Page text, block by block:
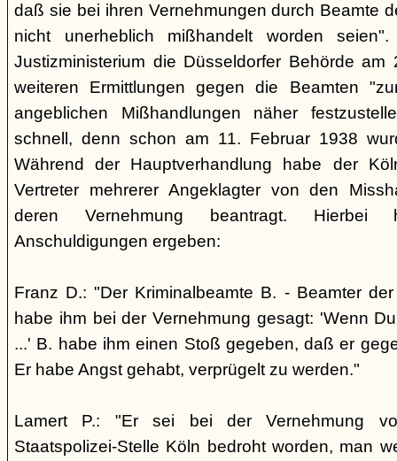
daß sie bei ihren Vernehmungen durch Beamte
nicht unerheblich mißhandelt worden
Justizministerium die Düsseldorfer Behörde
weiteren Ermittlungen gegen die Beamten
angeblichen Mißhandlungen näher
schnell, denn schon am 11. Februar 1938
Während der Hauptverhandlung habe der
Vertreter mehrerer Angeklagter von den
deren Vernehmung beantragt. Hierbei
Anschuldigungen ergeben:
Franz D.: "Der Kriminalbeamte B. - Beamter
habe ihm bei der Vernehmung gesagt: 'Wenn
...' B. habe ihm einen Stoß gegeben, daß er
Er habe Angst gehabt, verprügelt zu werden."
Lamert P.: "Er sei bei der Vernehmung
Staatspolizei-Stelle Köln bedroht worden, man